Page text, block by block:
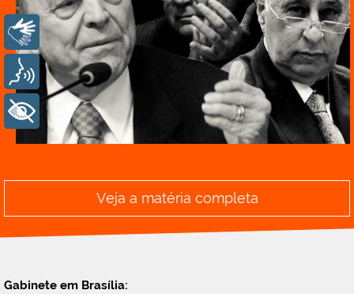
Veja a matéria completa
Gabinete em Brasília:
Libras
Voz
+ Acessibilidade